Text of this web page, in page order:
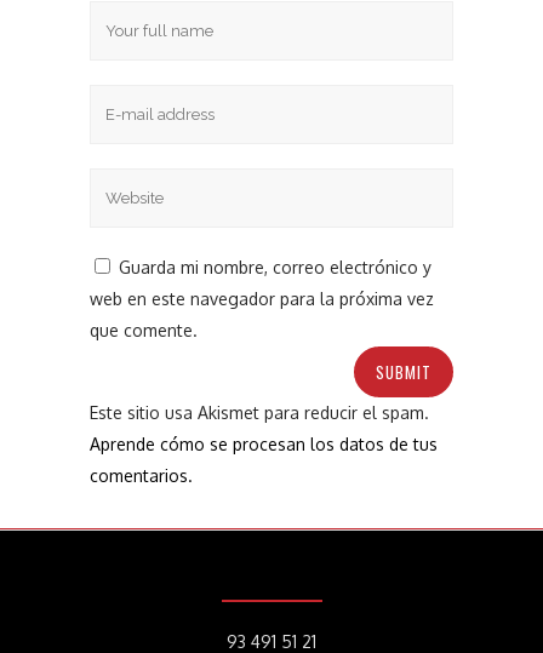
Guarda mi nombre, correo electrónico y
web en este navegador para la próxima vez
que comente.
Este sitio usa Akismet para reducir el spam.
Aprende cómo se procesan los datos de tus
comentarios.
93 491 51 21